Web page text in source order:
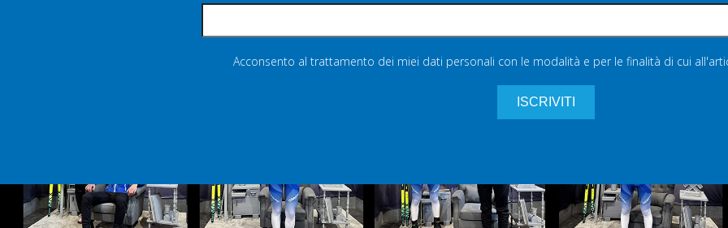
Acconsento al trattamento dei miei dati personali con le modalità e per le finalità di cui